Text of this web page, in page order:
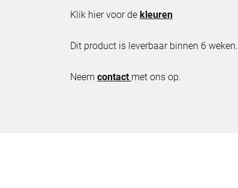
Klik hier voor de kleuren
Dit product is leverbaar binnen 6 weken.
Neem contact met ons op.